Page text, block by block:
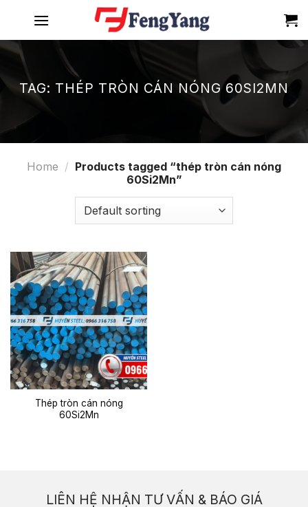
content
TAG: THÉP TRÒN CÁN NÓNG 60SI2MN
Home / Products tagged “thép tròn cán nóng
60Si2Mn”
Thép tròn cán nóng
60Si2Mn
LIÊN HỆ NHẬN TƯ VẤN & BÁO GIÁ